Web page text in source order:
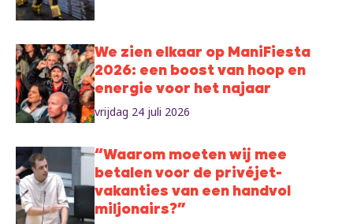
We zien elkaar op ManiFiesta
2026: een boost van hoop en
energie voor het najaar
vrijdag 24 juli 2026
“Waarom moeten wij mee
betalen voor de privéjet-
vakanties van een handvol
miljonairs?”